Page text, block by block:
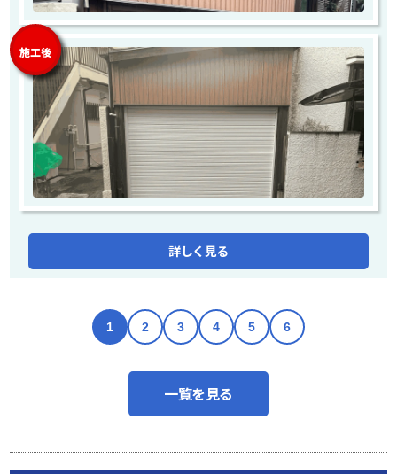
施工後
詳しく見る
1 2 3 4 5 6
一覧を見る